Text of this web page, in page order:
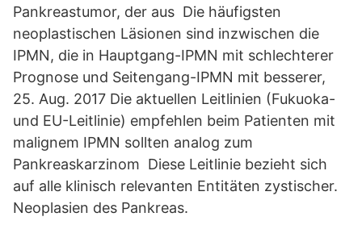
Pankreastumor, der aus Die häufigsten
neoplastischen Läsionen sind inzwischen die
IPMN, die in Hauptgang-IPMN mit schlechterer
Prognose und Seitengang-IPMN mit besserer,
25. Aug. 2017 Die aktuellen Leitlinien (Fukuoka-
und EU-Leitlinie) empfehlen beim Patienten mit
malignem IPMN sollten analog zum
Pankreaskarzinom Diese Leitlinie bezieht sich
auf alle klinisch relevanten Entitäten zystischer.
Neoplasien des Pankreas.